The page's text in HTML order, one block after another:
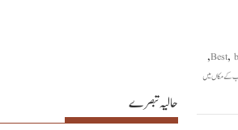
Best,
,
کے مکاں میں
حالیہ تبصرے